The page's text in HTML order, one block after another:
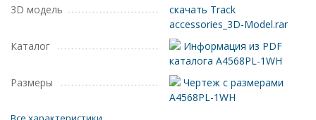
3D модель
скачать Track
accessories_3D-Model.rar
Каталог
Информация из PDF
каталога A4568PL-1WH
Размеры
Чертеж с размерами
A4568PL-1WH